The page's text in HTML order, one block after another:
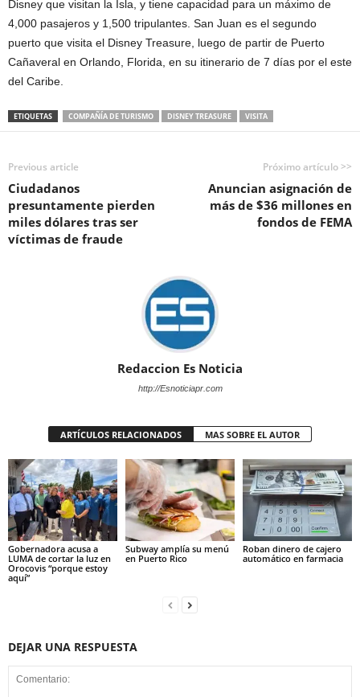
Disney que visitan la Isla, y tiene capacidad para un máximo de
4,000 pasajeros y 1,500 tripulantes. San Juan es el segundo
puerto que visita el Disney Treasure, luego de partir de Puerto
Cañaveral en Orlando, Florida, en su itinerario de 7 días por el este
del Caribe.
ETIQUETAS COMPAÑÍA DE TURISMO DISNEY TREASURE VISITA
Previous article
Ciudadanos
presuntamente pierden
miles dólares tras ser
víctimas de fraude
Próximo artículo >>
Anuncian asignación de
más de $36 millones en
fondos de FEMA
Redaccion Es Noticia
http://Esnoticiapr.com
ARTÍCULOS RELACIONADOS MAS SOBRE EL AUTOR
Gobernadora acusa a
LUMA de cortar la luz en
Orocovis “porque estoy
aquí”
Subway amplía su menú
en Puerto Rico
Roban dinero de cajero
automático en farmacia
DEJAR UNA RESPUESTA